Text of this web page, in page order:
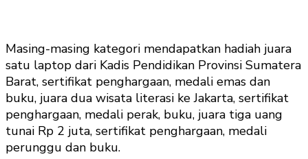
Masing-masing kategori mendapatkan hadiah juara
satu laptop dari Kadis Pendidikan Provinsi Sumatera
Barat, sertifikat penghargaan, medali emas dan
buku, juara dua wisata literasi ke Jakarta, sertifikat
penghargaan, medali perak, buku, juara tiga uang
tunai Rp 2 juta, sertifikat penghargaan, medali
perunggu dan buku.